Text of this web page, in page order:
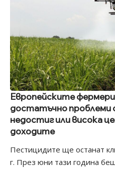
Европейските
достатъчно
недостиг или висока
доходите
Пестицидите ще останат
г. През юни тази година